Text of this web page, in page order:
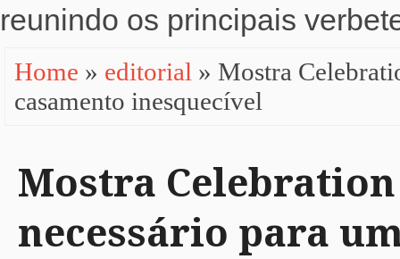
reunindo os principais
Home » editorial » Mostra
casamento inesquecível
Mostra
necessário para